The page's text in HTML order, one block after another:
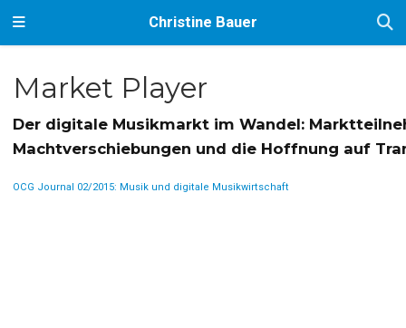
Christine Bauer
Market Player
Der digitale Musikmarkt im Wandel:
Machtverschiebungen und die Hoffnung auf
OCG Journal 02/2015: Musik und digitale Musikwirtschaft